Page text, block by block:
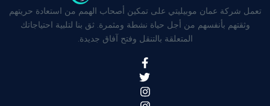
تعمل شركة عمان موبيليتي على تمكين أصحاب الهمم من استعادة حريتهم
وثقتهم بأنفسهم من أجل حياة نشطة ومثمرة. ثق بنا لتلبية احتياجاتك
المتعلقة بالتنقل وفتح آفاق جديدة.